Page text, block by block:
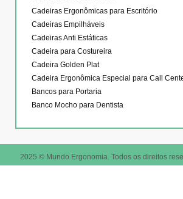
Cadeiras Ergonômicas para Escritório
Cadeiras Empilháveis
Cadeiras Anti Estáticas
Cadeira para Costureira
Cadeira Golden Plat
Cadeira Ergonômica Especial para Call
Bancos para Portaria
Banco Mocho para Dentista
2025 © Mundo Ergonomia. Todos os direitos